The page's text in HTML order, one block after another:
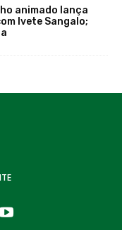
animado lança
Ivete Sangalo;